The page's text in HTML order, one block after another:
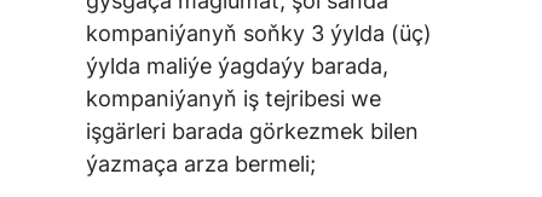
kompaniýanyň soňky 3 ýylda (üç)
ýylda maliýe ýagdaýy barada,
kompaniýanyň iş tejribesi we
işgärleri barada görkezmek bilen
ýazmaça arza bermeli;